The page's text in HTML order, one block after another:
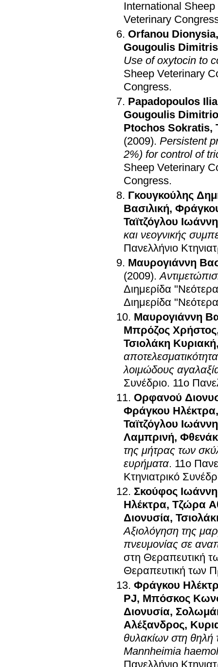
International
Veterinary
Orfanou Dionysia
Gougoulis Dimitris
Use of oxytocin to
Sheep Veterinary
Congress.
Papadopoulos
Gougoulis
Ptochos Sokratis,
(2009). Persistent
2%) for control of
Sheep Veterinary
Congress.
Γκουγκούλης
Βασιλική,
Ταϊτζόγλου
και νεογνικής
Πανελλήνιο
Μαυρογιάννη
(2009).
Διημερίδα
Διημερίδα
Μαυρογιάννη
Μπρόζος Χρήστος
Τσιολάκη Κυριακή
λοιμώδους
Συνέδριο. 11ο
Ορφανού
Φράγκου Ηλέκτρα
Ταϊτζόγλου
Λαμπρινή,
της μήτρας των
ευρήματα. 11ο
Κτηνιατρικό
Σκούφος
Ηλέκτρα, Τζώρα
Διονυσία,
Αξιολόγηση της
πνευμονίας σε
στη Θεραπευτική
Θεραπευτική των
Φράγκου
PJ, Μπόσκος
Διονυσία,
Αλέξανδρος,
θυλακίων στη θηλή
Mannheimia
Πανελλήνιο